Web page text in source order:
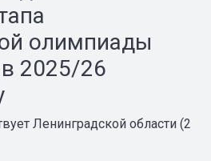
олимпиады
2025/26
Ленинградской области (2